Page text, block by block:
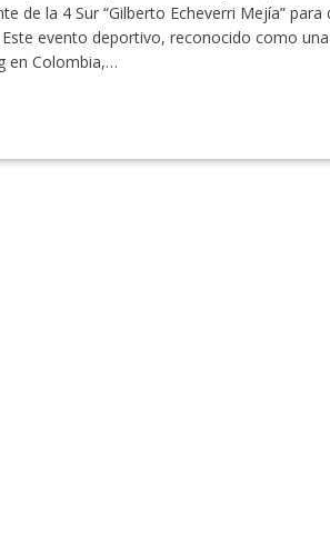
de la 4 Sur “Gilberto Echeverri Mejía”
evento deportivo, reconocido como
en Colombia,…